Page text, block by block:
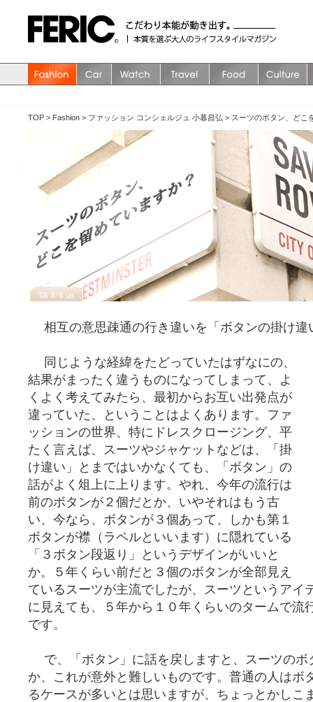
TOP > Fashion > ファッション コンシェルジュ 小暮昌弘 > スーツのボタン、どこ
相互の意思疎通の行き違いを「ボタンの掛け違
同じような経緯をたどっていたはずなにの、
結果がまったく違うものになってしまって、よ
くよく考えてみたら、最初からお互い出発点が
違っていた、ということはよくあります。ファ
ッションの世界、特にドレスクロージング、平
たく言えば、スーツやジャケットなどは、「掛
け違い」とまではいかなくても、「ボタン」の
話がよく俎上に上ります。やれ、今年の流行は
前のボタンが２個だとか、いやそれはもう古
い、今なら、ボタンが３個あって、しかも第１
ボタンが襟（ラペルといいます）に隠れている
「３ボタン段返り」というデザインがいいと
か。５年くらい前だと３個のボタンが全部見え
ているスーツが主流でしたが、スーツというアイ
に見えても、５年から１０年くらいのタームで流
です。
で、「ボタン」に話を戻しますと、スーツのボ
か、これが意外と難しいものです。普通の人はボ
るケースが多いとは思いますが、ちょっとかしこ